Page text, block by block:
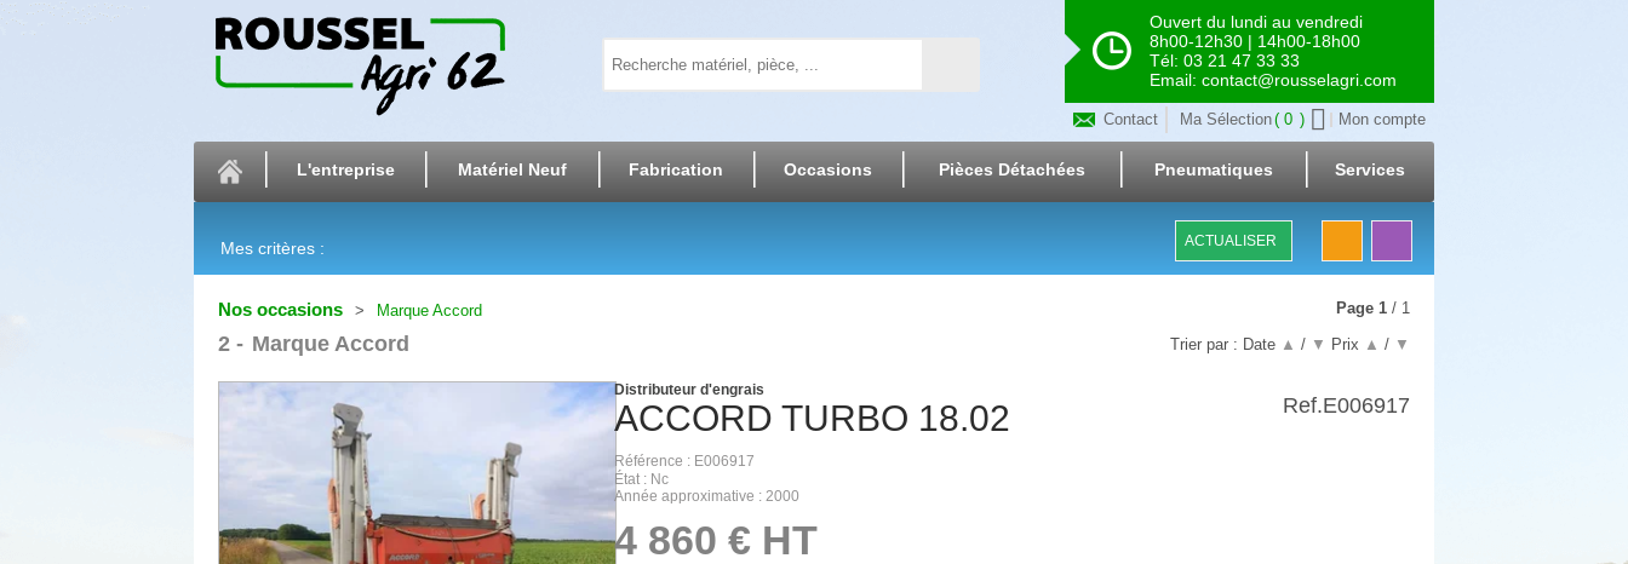
Ouvert du lundi au vendredi
8h00-12h30 | 14h00-18h00
Tél: 03 21 47 33 33
Email: contact@rousselagri.com
Contact Ma Sélection 0 Mon compte
L'entreprise Matériel Neuf Fabrication Occasions Pièces Détachées Pneumatiques Services
Mes critères : ACTUALISER
Nos occasions Marque Accord
2 Marque Accord Trier par : Date ▲ / ▼ Prix ▲ / ▼
Page 1 / 1
ACCORD TURBO 18.02
Distributeur d'engrais
Référence
E006917
État
Nc
Année approximative
2000
4 860 € HT
Ref.E006917